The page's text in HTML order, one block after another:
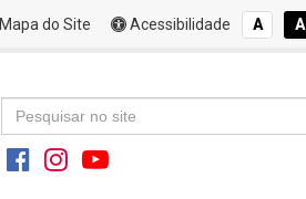
Mapa do Site Acessibilidade A A